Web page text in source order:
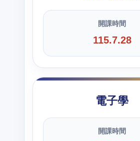
開課時間
115.7.28
電子學
開課時間